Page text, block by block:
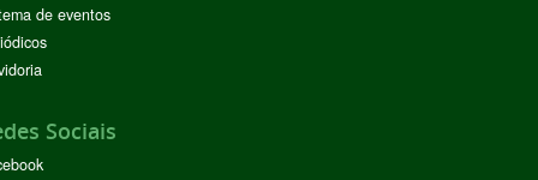
de eventos
Sociais